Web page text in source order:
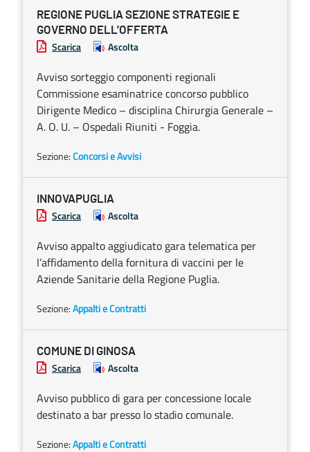
REGIONE PUGLIA SEZIONE STRATEGIE E
GOVERNO DELL’OFFERTA
Scarica Ascolta
Avviso sorteggio componenti regionali
Commissione esaminatrice concorso pubblico
Dirigente Medico – disciplina Chirurgia Generale –
A. O. U. – Ospedali Riuniti - Foggia.
Sezione:Concorsi e Avvisi
INNOVAPUGLIA
Scarica Ascolta
Avviso appalto aggiudicato gara telematica per
l’affidamento della fornitura di vaccini per le
Aziende Sanitarie della Regione Puglia.
Sezione:Appalti e Contratti
COMUNE DI GINOSA
Scarica Ascolta
Avviso pubblico di gara per concessione locale
destinato a bar presso lo stadio comunale.
Sezione:Appalti e Contratti